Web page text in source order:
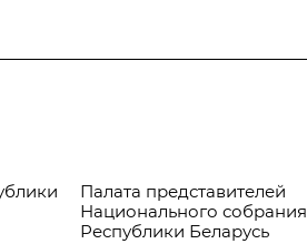
Палата представителей
Национального собрания
Республики Беларусь